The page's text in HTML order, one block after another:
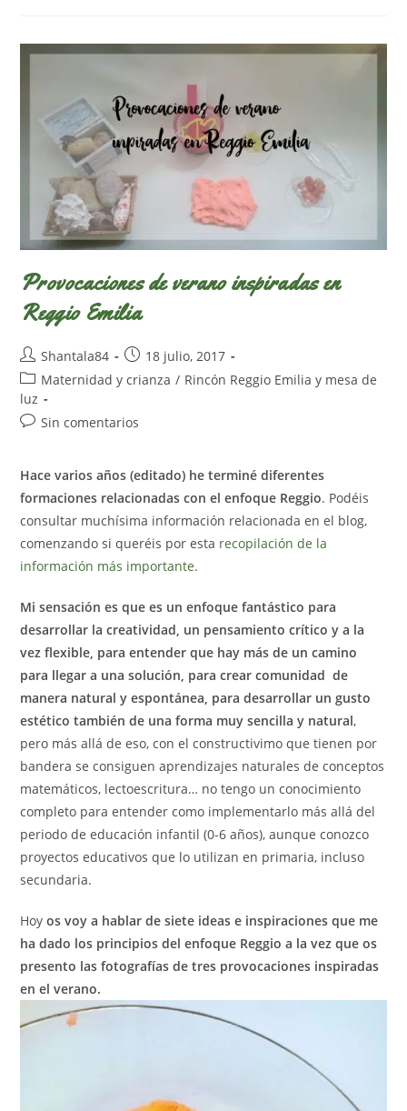
Provocaciones de verano inspiradas en
Reggio Emilia
Autor
de
la
entrada:
Shantala84
Publicación
de
18 julio, 2017
Categoría
de
la
Maternidad y crianza / Rincón Reggio Emilia y mesa de
luz
Comentarios
entrada:
Sin comentarios
Hace varios años (editado) he terminé diferentes
formaciones relacionadas con el enfoque Reggio. Podéis
consultar muchísima información relacionada en el blog,
comenzando si queréis por esta recopilación de la
información más importante.
Mi sensación es que es un enfoque fantástico para
desarrollar la creatividad, un pensamiento crítico y a la
vez flexible, para entender que hay más de un camino
para llegar a una solución, para crear comunidad de
manera natural y espontánea, para desarrollar un gusto
estético también de una forma muy sencilla y natural,
pero más allá de eso, con el constructivimo que tienen por
bandera se consiguen aprendizajes naturales de conceptos
matemáticos, lectoescritura… no tengo un conocimiento
completo para entender como implementarlo más allá del
periodo de educación infantil (0-6 años), aunque conozco
proyectos educativos que lo utilizan en primaria, incluso
secundaria.
Hoyos voy a hablar de siete ideas e inspiraciones que me
ha dado los principios del enfoque Reggio a la vez que os
presento las fotografías de tres provocaciones inspiradas
en el verano.